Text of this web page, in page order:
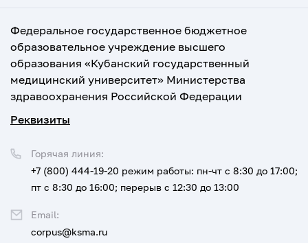
Федеральное государственное бюджетное
образовательное учреждение высшего
образования «Кубанский государственный
медицинский университет» Министерства
здравоохранения Российской Федерации
Реквизиты
Горячая линия:
+7 (800) 444-19-20 режим работы: пн-чт с 8:30 до 17:00;
пт с 8:30 до 16:00; перерыв с 12:30 до 13:00
Email:
corpus@ksma.ru